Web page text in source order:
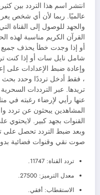
انتشر اسم هذا التردد بين
عالميًا. ربما لأن أي شخص
والجهد للوصول إلى القناة
القرآن الكريم مناسبة لهذه
أو إذا وجدت خطأ يحذف جميع
شامل نايل سات أو إذا كنت
وإعادة ضبط الإعدادات على
، فقط أدخل ترددًا وحدد بحث
تريدها. عبر الترددات
عنها رأيي لإرضاء رغبته في
المشاهدين يبحثون عن تردد
القنوات بجهد كبير. لايحتوي
وبعد ضبط التردد تحصل على
صوت نقي وقنوات فضائية
تردد القناة: 11747.
معدل الترميز: 27500.
الاستقطاب: أفقي.